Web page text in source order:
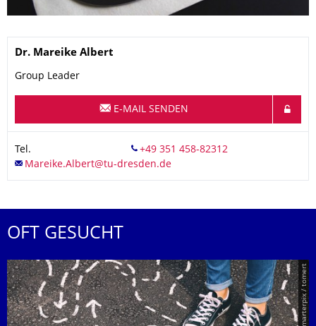
Name
Dr. Mareike Albert
Group Leader
E-MAIL SENDEN
Tel.
OFT GESUCHT
© Smarterpix / tomert